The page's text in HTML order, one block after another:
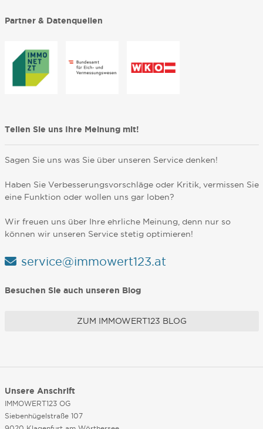
Partner & Datenquellen
Teilen Sie uns Ihre Meinung mit!
Sagen Sie uns was Sie über unseren Service denken!
Haben Sie Verbesserungsvorschläge oder Kritik, vermissen Sie
eine Funktion oder wollen uns gar loben?
Wir freuen uns über Ihre ehrliche Meinung, denn nur so
können wir unseren Service stetig optimieren!
service@immowert123.at
Besuchen Sie auch unseren Blog
ZUM IMMOWERT123 BLOG
Unsere Anschrift
IMMOWERT123 OG
Siebenhügelstraße 107